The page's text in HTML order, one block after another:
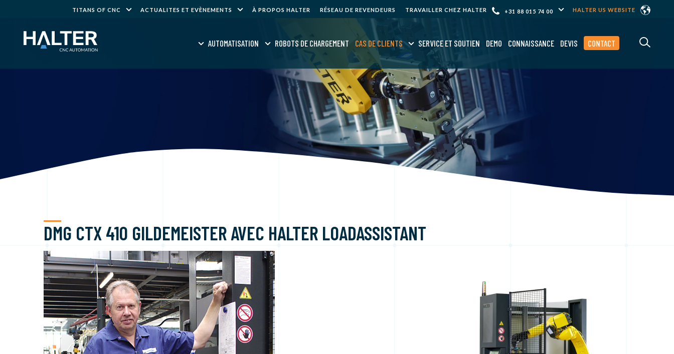
TITANS OF CNC ACTUALITES ET EVÈNEMENTS À PROPOS HALTER RÉSEAU DE REVENDEURS TRAVAILLER CHEZ HALTER +31 88 015 74 00 HALTER US WEBSITE
AUTOMATISATION ROBOTS DE CHARGEMENT CAS DE CLIENTS SERVICE ET SOUTIEN DEMO CONNAISSANCE DEVIS CONTACT
DMG CTX 410 GILDEMEISTER AVEC HALTER LOADASSISTANT